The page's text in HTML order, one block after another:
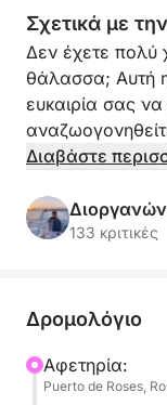
Σχετικά με
Δεν έχετε πολύ
θάλασσα; Αυτή
ευκαιρία σας
πλευρά της
Καθώς φεύγετε
λαμπερά
τον ήλιο είτε να
σημεία, η
Διαβάστε
133 κριτικές
Δρομολόγιο
Αφετηρία:
Puerto de Roses,